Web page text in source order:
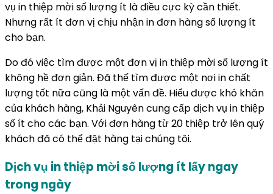
vụ in thiệp mời số lượng ít là điều cực kỳ cần thiết.
Nhưng rất ít đơn vị chịu nhận in đơn hàng số lượng ít
cho bạn.
Do đó việc tìm được một đơn vị in thiệp mời số lượng ít
không hề đơn giản. Đã thế tìm được một nơi in chất
lượng tốt nữa cũng là một vấn đề. Hiểu được khó khăn
của khách hàng, Khải Nguyên cung cấp dịch vụ in thiệp
số ít cho các bạn. Với đơn hàng từ 20 thiệp trở lên quý
khách đã có thể đặt hàng tại chúng tôi.
Dịch vụ in thiệp mời số lượng ít lấy ngay
trong ngày